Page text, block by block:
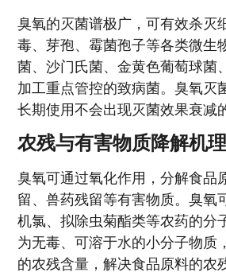
臭氧的灭菌谱极广，可有效杀灭
毒、芽孢、霉菌孢子等各类微生
菌、沙门氏菌、金黄色葡萄球菌
加工重点管控的致病菌。臭氧灭
长期使用不会出现灭菌效果衰减
农残与有害物质降解机理
臭氧可通过氧化作用，分解食品
留、兽药残留等有害物质。臭氧
机氯、拟除虫菊酯类等农药的分
为无毒、可溶于水的小分子物质
的农残含量，解决食品原料的农